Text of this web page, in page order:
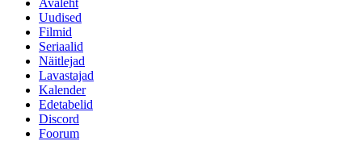
Uudised
Filmid
Seriaalid
Näitlejad
Lavastajad
Kalender
Edetabelid
Discord
Foorum